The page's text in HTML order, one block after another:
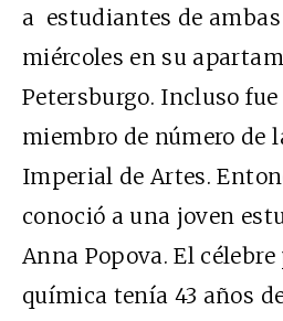
a estudiantes de
miércoles en su
Petersburgo. Incluso
miembro de número de
Imperial de Artes.
conoció a una joven
Anna Popova. El célebre
química tenía 43 años